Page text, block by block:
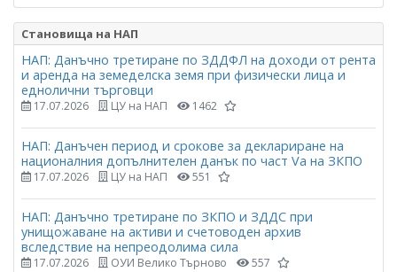
Становища на НАП
НАП: Данъчно третиране по ЗДДФЛ на доходи от рента
и аренда на земеделска земя при физически лица и
еднолични търговци
17.07.2026 ЦУ на НАП 1462
НАП: Данъчен период и срокове за деклариране на
националния допълнителен данък по част Vа на ЗКПО
17.07.2026 ЦУ на НАП 551
НАП: Данъчно третиране по ЗКПО и ЗДДС при
унищожаване на активи и счетоводен архив
вследствие на непреодолима сила
17.07.2026 ОУИ Велико Търново 557